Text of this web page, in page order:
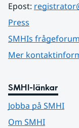
Epost:
Press
SMHIs frågeforum
Mer
SMHI-länkar
Jobba på SMHI
Om SMHI